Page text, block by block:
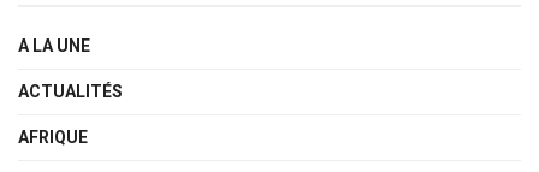
A LA UNE
ACTUALITÉS
AFRIQUE